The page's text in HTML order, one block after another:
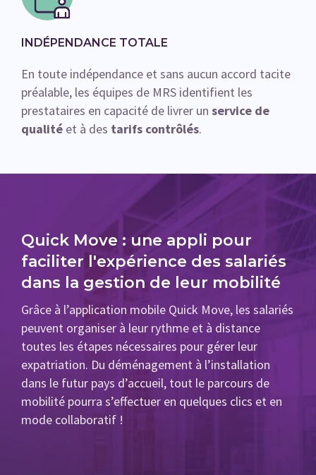
INDÉPENDANCE TOTALE
En toute indépendance et sans aucun accord tacite
préalable, les équipes de MRS identifient les
prestataires en capacité de livrer un service de
qualité et à des tarifs contrôlés.
Quick Move : une appli pour
faciliter l'expérience des salariés
dans la gestion de leur mobilité
Grâce à l’application mobile Quick Move, les salariés
peuvent organiser à leur rythme et à distance
toutes les étapes nécessaires pour gérer leur
expatriation. Du déménagement à l’installation
dans le futur pays d’accueil, tout le parcours de
mobilité pourra s’effectuer en quelques clics et en
mode collaboratif !